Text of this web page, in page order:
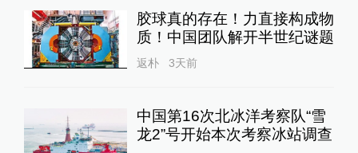
胶球真的存在！力直接构成物
质！中国团队解开半世纪谜题
返朴 3天前
中国第16次北冰洋考察队“雪
龙2”号开始本次考察冰站调查